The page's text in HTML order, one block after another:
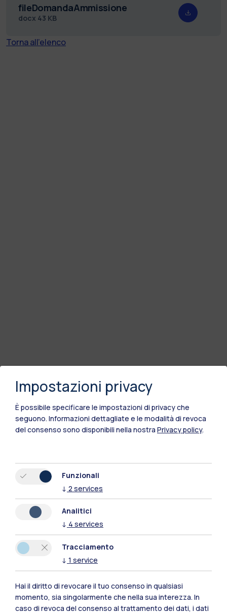
fileDomandaAmmissione
docx 43 KB
Torna all'elenco
Polimi Community
Tutti i siti dell’ecosistema
Residenze
Impostazioni privacy
È possibile specificare le impostazioni di privacy che
seguono. Informazioni dettagliate e le modalità di revoca
del consenso sono disponibili nella nostra Privacy policy.
Funzionali
↓ 2 services
Analitici
↓ 4 services
Tracciamento
↓ 1 service
Hai il diritto di revocare il tuo consenso in qualsiasi
momento, sia singolarmente che nella sua interezza. In
caso di revoca del consenso al trattamento dei dati, i dati